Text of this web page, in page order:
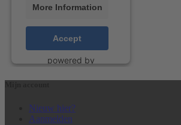
More Information
Accept
powered by
Nieuw hier?
Aanmelden